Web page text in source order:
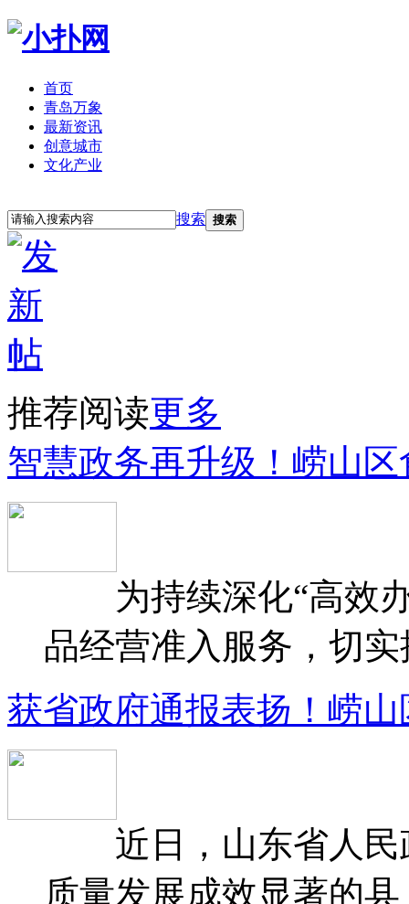
首页
青岛万象
最新资讯
创意城市
文化产业
搜索 搜索
推荐阅读更多
智慧政务再升级！崂山
为持续深化“高效办
品经营准入服务，切
获省政府通报表扬！崂
近日，山东省人民
质量发展成效显著的